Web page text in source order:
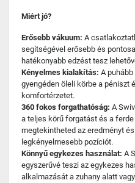
Miért jó?
Erősebb vákuum: A
segítségével erősebb és
hatékonyabb edzést tesz
Kényelmes kialakítás: A
gyengéden öleli körbe a péniszt
komfortérzetet.
360 fokos forgathatóság: A
a teljes körű forgatást és a
megtekintheted az eredményt
legkényelmesebb pozíciót.
Könnyű egykezes használat: A
egyszerűvé teszi az egykezes
alkalmazását a zuhany alatt